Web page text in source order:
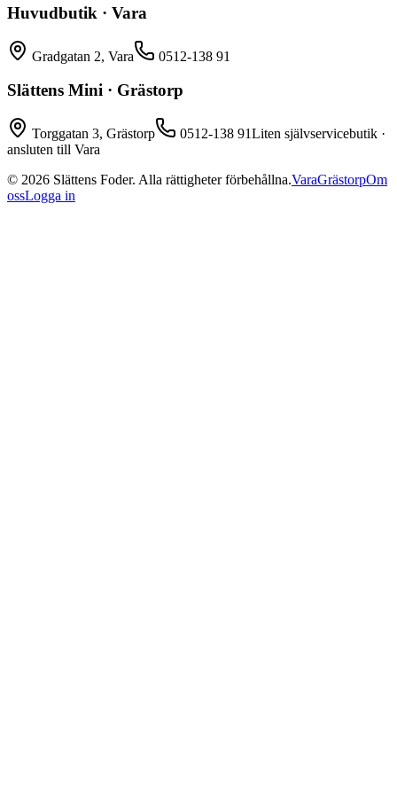
Huvudbutik · Vara
Gradgatan 2, Vara 0512-138 91
Slättens Mini · Grästorp
Torggatan 3, Grästorp 0512-138 91Liten självservicebutik ·
ansluten till Vara
© 2026 Slättens Foder. Alla rättigheter förbehållna.VaraGrästorpOm
ossLogga in